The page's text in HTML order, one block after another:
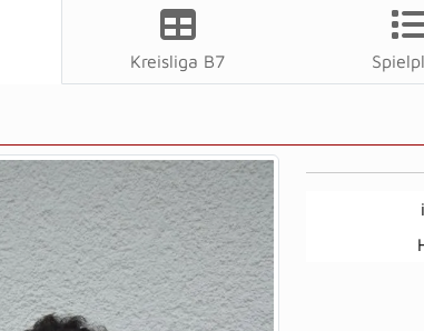
Kreisliga B7